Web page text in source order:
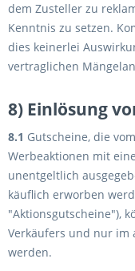
dem Zusteller zu
Kenntnis zu setzen.
dies keinerlei
vertraglichen
8) Einlösung
8.1 Gutscheine, die
Werbeaktionen mit
unentgeltlich
käuflich erworben
"Aktionsgutscheine"),
Verkäufers und nur im
werden.